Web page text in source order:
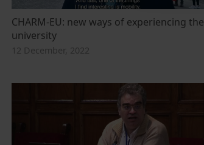
CHARM-EU: new ways of experiencing the
university
12 December, 2022